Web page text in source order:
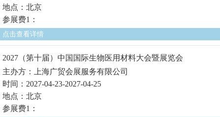
地点：北京
参展费1：
点击查看详情
2027（第十届）中国国际生物医用材料大会暨展览会
主办方：上海广贸会展服务有限公司
时间：2027-04-23-2027-04-25
地点：北京
参展费1：